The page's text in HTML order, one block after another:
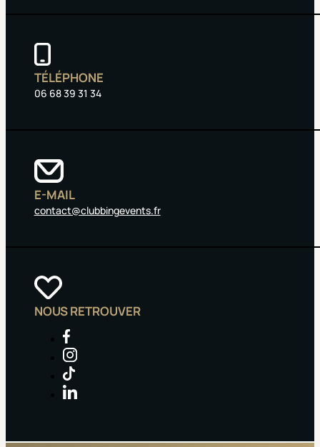
TÉLÉPHONE
06 68 39 31 34
E-MAIL
contact@clubbingevents.fr
NOUS RETROUVER